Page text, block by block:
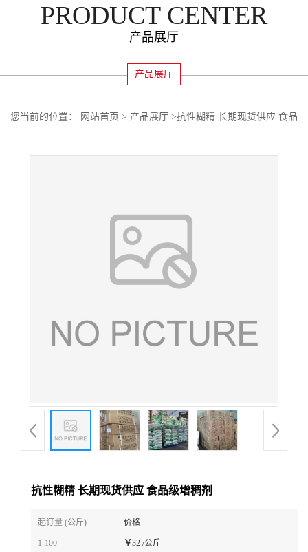
PRODUCT CENTER
产品展厅
产品展厅
您当前的位置： 网站首页 > 产品展厅 >抗性糊精 长期现货供应 食品
抗性糊精 长期现货供应 食品级增稠剂
起订量 (公斤) 价格
1-100 ￥32 /公斤